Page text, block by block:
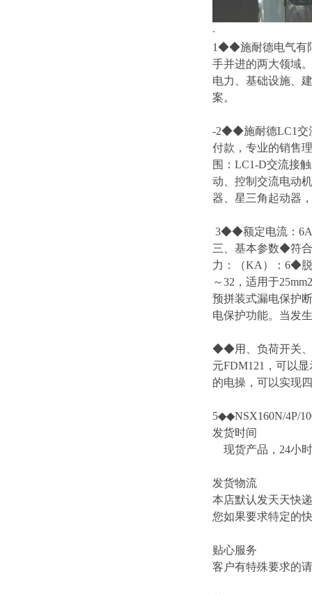
-
1◆◆施耐德电气有
手并进的两大领域
电力、基础设施、
案。
-2◆◆施耐德LC1交
付款，专业的销售
围：LC1-D交流接
动、控制交流电动
器、星三角起动器
3◆◆额定电流：6A
三、基本参数◆符
力：（KA）：6◆
～32，适用于
预拼装式漏电保护
电保护功能。当发
◆◆用、负荷开关、
元FDM121，可以
的电操，可以实现
5◆◆NSX160N/4P/
发货时间
现货产品，24小
发货物流
本店默认发天天快
您如果要求特定的
贴心服务
客户有特殊要求的